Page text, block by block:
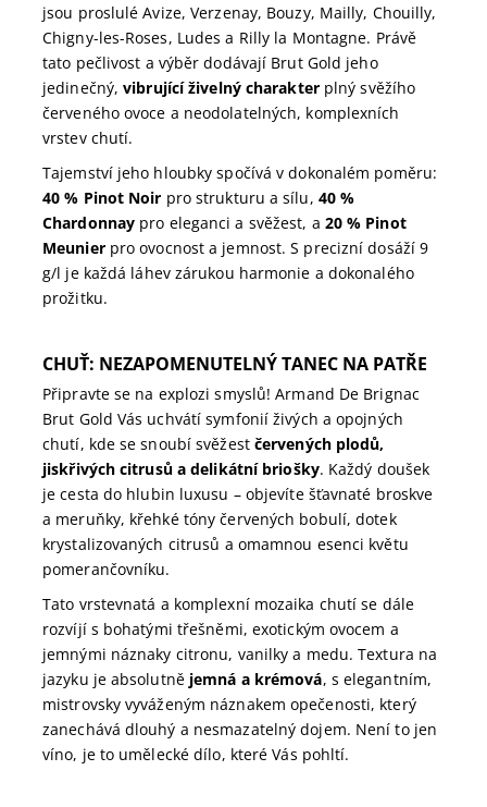
jsou proslulé Avize, Verzenay, Bouzy, Mailly, Chouilly,
Chigny-les-Roses, Ludes a Rilly la Montagne. Právě
tato pečlivost a výběr dodávají Brut Gold jeho
jedinečný,vibrující živelný charakterplný svěžího
červeného ovoce a neodolatelných, komplexních
vrstev chutí.
Tajemství jeho hloubky spočívá v dokonalém poměru:
40 % Pinot Noir pro strukturu a sílu, 40 %
Chardonnay pro eleganci a svěžest, a 20 % Pinot
Meunierpro ovocnost a jemnost. S precizní dosáží 9
g/l je každá láhev zárukou harmonie a dokonalého
prožitku.
CHUŤ: NEZAPOMENUTELNÝ TANEC NA PATŘE
Připravte se na explozi smyslů! Armand De Brignac
Brut Gold Vás uchvátí symfonií živých a opojných
chutí, kde se snoubí svěžest červených plodů,
jiskřivých citrusů a delikátní briošky. Každý doušek
je cesta do hlubin luxusu – objevíte šťavnaté broskve
a meruňky, křehké tóny červených bobulí, dotek
krystalizovaných citrusů a omamnou esenci květu
pomerančovníku.
Tato vrstevnatá a komplexní mozaika chutí se dále
rozvíjí s bohatými třešněmi, exotickým ovocem a
jemnými náznaky citronu, vanilky a medu. Textura na
jazyku je absolutně jemná a krémová, s elegantním,
mistrovsky vyváženým náznakem opečenosti, který
zanechává dlouhý a nesmazatelný dojem. Není to jen
víno, je to umělecké dílo, které Vás pohltí.